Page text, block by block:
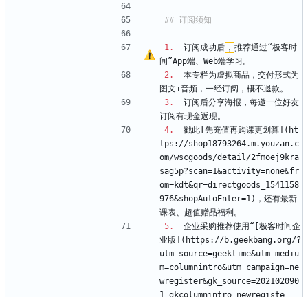
1.
  订阅成功后
， 推荐通过“极客时
间”App端、Web端学习。
2.
  本专栏为虚拟商品，交付形式为
图文+音频，一经订阅，概不退款。
3.
  订阅后分享海报，每邀一位好友
订阅有现金返现。
4.
  戳此[先充值再购课更划算](ht
tps://shop18793264.m.youzan.c
om/wscgoods/detail/2fmoej9kra
sag5p?scan=1&activity=none&fr
om=kdt&qr=directgoods_1541158
976&shopAutoEnter=1)，还有最新
课表、超值赠品福利。
5.
  企业采购推荐使用“[极客时间企
业版](https://b.geekbang.org/?
utm_source=geektime&utm_mediu
m=columnintro&utm_campaign=ne
wregister&gk_source=202102090